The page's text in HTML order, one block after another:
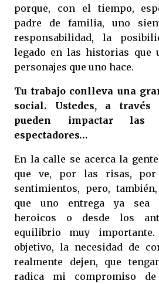
porque, con el tiempo,
padre de familia, uno
responsabilidad, la
legado en las historias que
personajes que uno hace.
Tu trabajo conlleva una
social. Ustedes, a
pueden impactar
espectadores…
En la calle se acerca la
que ve, por las risas,
sentimientos, pero,
que uno entrega ya sea
heroicos o desde los
equilibrio muy
objetivo, la necesidad de
realmente dejen, que
radica mi compromiso de